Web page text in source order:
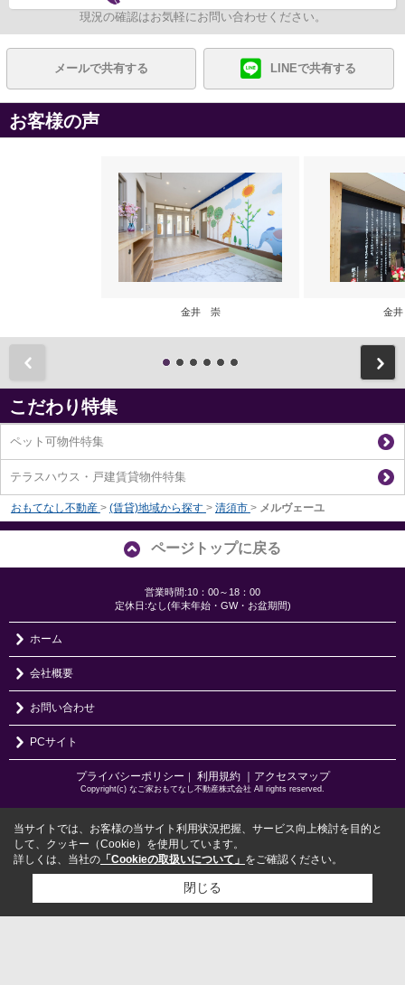
現況の確認はお気軽にお問い合わせください。
メールで共有する LINEで共有する
お客様の声
金井 崇 金
こだわり特集
ペット可物件特集
テラスハウス・戸建賃貸物件特集
おもてなし不動産 > (賃貸)地域から探す > 清須市 > メルヴェーユ
ページトップに戻る
営業時間:10：00～18：00
定休日:なし(年末年始・GW・お盆期間)
ホーム
会社概要
お問い合わせ
PCサイト
プライバシーポリシー 利用規約 ｜アクセスマップ
Copyright(c) なご家おもてなし不動産株式会社 All rights reserved.
当サイトでは、お客様の当サイト利用状況把握、サービス向上検討を目的と
して、クッキー（Cookie）を使用しています。
詳しくは、当社の 「Cookieの取扱いについて」 をご確認ください。
閉じる